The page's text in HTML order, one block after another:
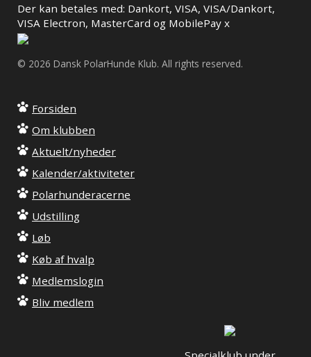
Der kan betales med: Dankort, VISA, VISA/Dankort,
VISA Electron, MasterCard og MobilePay x
© 2026 Dansk PolarHunde Klub. All rights reserved.
Forsiden
Om klubben
Aktuelt/nyheder
Kalender/aktiviteter
Polarhunderacerne
Udstilling
Løb
Køb af hvalp
Medlemslogin
Bliv medlem